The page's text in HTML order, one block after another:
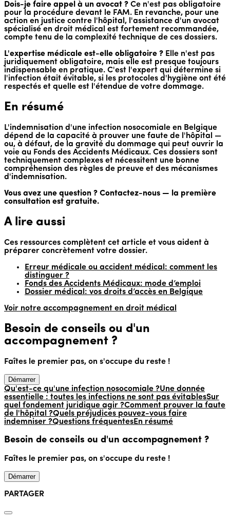
Dois-je faire appel à un avocat ? Ce n'est pas obligatoire
pour la procédure devant le FAM. En revanche, pour une
action en justice contre l'hôpital, l'assistance d'un avocat
spécialisé en droit médical est fortement recommandée,
compte tenu de la complexité technique de ces dossiers.
L'expertise médicale est-elle obligatoire ? Elle n'est pas
juridiquement obligatoire, mais elle est presque toujours
indispensable en pratique. C'est l'expert qui détermine si
l'infection était évitable, si les protocoles d'hygiène ont été
respectés et quelle est l'étendue de votre dommage.
En résumé
L'indemnisation d'une infection nosocomiale en Belgique
dépend de la capacité à prouver une faute de l'hôpital —
ou, à défaut, de la gravité du dommage qui peut ouvrir la
voie au Fonds des Accidents Médicaux. Ces dossiers sont
techniquement complexes et nécessitent une bonne
compréhension des règles de preuve et des mécanismes
d'indemnisation.
Vous avez une question ? Contactez-nous — la première
consultation est gratuite.
A lire aussi
Ces ressources complètent cet article et vous aident à
préparer concrètement votre dossier.
Erreur médicale ou accident médical: comment les
distinguer ?
Fonds des Accidents Médicaux: mode d’emploi
Dossier médical: vos droits d’accès en Belgique
Voir notre accompagnement en droit médical
Besoin de conseils ou d'un
accompagnement ?
Faîtes le premier pas, on s'occupe du reste !
Démarrer
Qu'est-ce qu'une infection nosocomiale ?Une donnée
essentielle : toutes les infections ne sont pas évitablesSur
quel fondement juridique agir ?Comment prouver la faute
de l'hôpital ?Quels préjudices pouvez-vous faire
indemniser ?Questions fréquentesEn résumé
Besoin de conseils ou d'un accompagnement ?
Faîtes le premier pas, on s'occupe du reste !
Démarrer
PARTAGER